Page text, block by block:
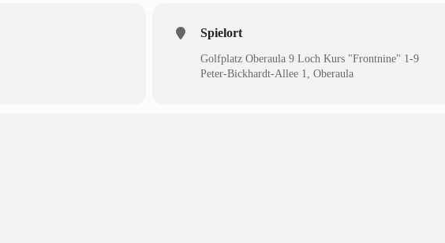
Spielort
Golfplatz Oberaula 9 Loch Kurs "Frontnine" 1-9
Peter-Bickhardt-Allee 1, Oberaula